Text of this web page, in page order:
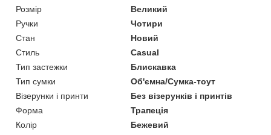
Розмір
Великий
Ручки
Чотири
Стан
Новий
Стиль
Casual
Тип застежки
Блискавка
Тип сумки
Об'ємна/Сумка-тоут
Візерунки і принти
Без візерунків і принтів
Форма
Трапеція
Колір
Бежевий